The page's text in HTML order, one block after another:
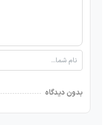
بدون دیدگاه